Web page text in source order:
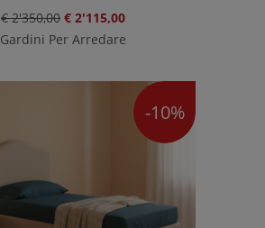
€ 2'350,00 € 2'115,00
Gardini Per Arredare
-10%